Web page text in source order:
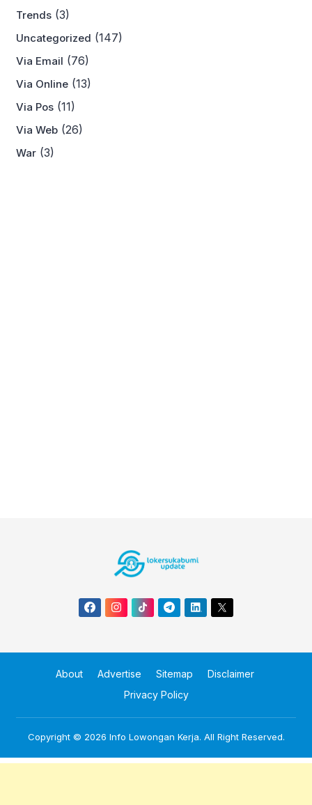
Trends (3)
Uncategorized (147)
Via Email (76)
Via Online (13)
Via Pos (11)
Via Web (26)
War (3)
About Advertise Sitemap
Disclaimer
Privacy Policy
Copyright © 2026 Info Lowongan Kerja. All Right Reserved.